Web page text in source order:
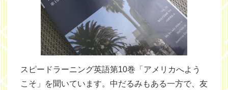
スピードラーニング英語第10巻「アメリカへよう
こそ」を聞いています。中だるみもある一方で、友